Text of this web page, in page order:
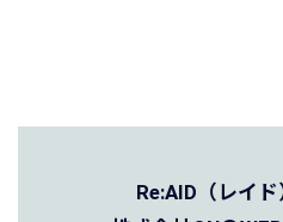
Re:AID（レイ